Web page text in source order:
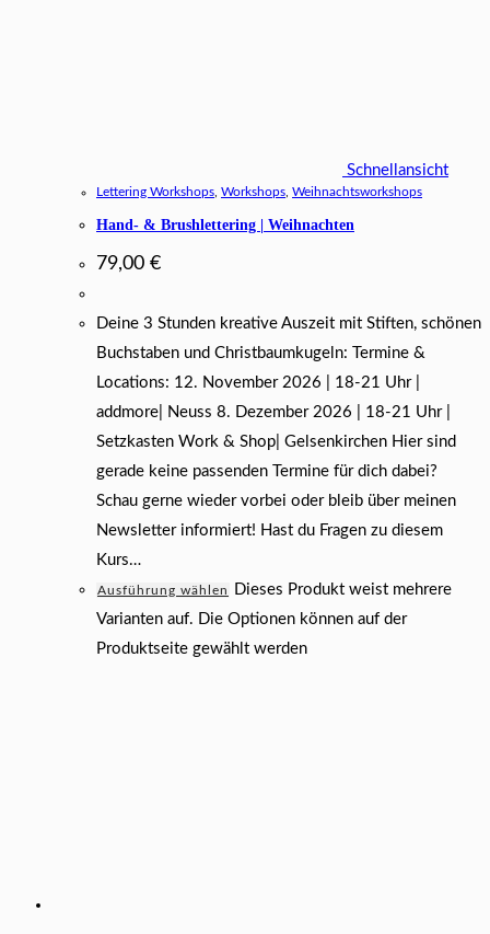
Schnellansicht
Lettering Workshops Workshops Weihnachtsworkshops
Hand- & Brushlettering | Weihnachten
79,00 €
Deine 3 Stunden kreative Auszeit mit Stiften, schönen
Buchstaben und Christbaumkugeln: Termine &
Locations: 12. November 2026 | 18-21 Uhr |
addmore| Neuss 8. Dezember 2026 | 18-21 Uhr |
Setzkasten Work & Shop| Gelsenkirchen Hier sind
gerade keine passenden Termine für dich dabei?
Schau gerne wieder vorbei oder bleib über meinen
Newsletter informiert! Hast du Fragen zu diesem
Kurs…
Ausführung wählen
Dieses Produkt weist mehrere
Varianten auf. Die Optionen können auf der
Produktseite gewählt werden